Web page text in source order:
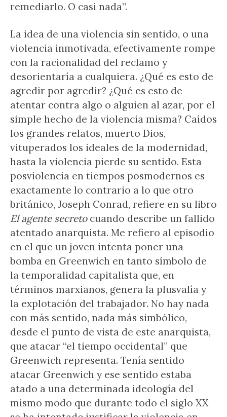
remediarlo. O casi nada”.
La idea de una violencia sin sentido, o una
violencia inmotivada, efectivamente rompe
con la racionalidad del reclamo y
desorientaría a cualquiera. ¿Qué es esto de
agredir por agredir? ¿Qué es esto de
atentar contra algo o alguien al azar, por el
simple hecho de la violencia misma? Caídos
los grandes relatos, muerto Dios,
vituperados los ideales de la modernidad,
hasta la violencia pierde su sentido. Esta
posviolencia en tiempos posmodernos es
exactamente lo contrario a lo que otro
británico, Joseph Conrad, refiere en su libro
El agente secreto cuando describe un fallido
atentado anarquista. Me refiero al episodio
en el que un joven intenta poner una
bomba en Greenwich en tanto símbolo de
la temporalidad capitalista que, en
términos marxianos, genera la plusvalía y
la explotación del trabajador. No hay nada
con más sentido, nada más simbólico,
desde el punto de vista de este anarquista,
que atacar “el tiempo occidental” que
Greenwich representa. Tenía sentido
atacar Greenwich y ese sentido estaba
atado a una determinada ideología del
mismo modo que durante todo el siglo XX